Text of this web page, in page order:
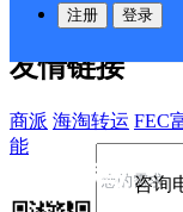
注册 登录
户隐私政策
友情链接
商派 海淘转运 FEC
能
咨询